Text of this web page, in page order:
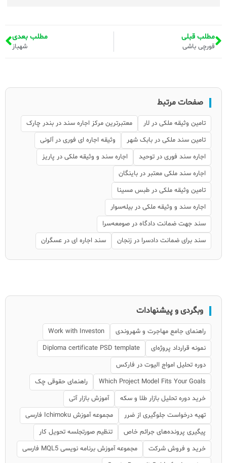
مطلب قبلی
قورچی باشی
مطلب بعدی
شهباز
صفحات مرتبط
تامین وثیقه ملکی در لار
معتبرترین مرکز اجاره سند در بندر چارک
تامین سند ملکی در بابک شهر
وثیقه اجاره ای فوری در آلونی
اجاره سند فوری در توحید
اجاره سند و وثیقه ملکی در پاریز
اجاره سند ملکی معتبر در باینگان
تامین وثیقه ملکی در طبس مسینا
اجاره سند و وثیقه ملکی در بیله‌سوار
سند جهت ضمانت دادگاه در صومعه‌سرا
سند برای ضمانت دادسرا در زنجان
سند اجاره ای در عسگران
وبگردی و پیشنهادات
راهنمای جامع مهاجرت و شهروندی
Work with Investon
نمونه قرارداد پروژه‌ای
Diploma certificate PSD template
دوره تحلیل امواج الیوت در فارکس
Which Project Model Fits Your Goals
راهنمای حقوقی چک
خرید دوره تحلیل بازار طلا و سکه
آموزش بازار آتی
تهیه درخواست جلوگیری از ضرر
مجموعه آموزش Ichimoku فارسی
پیگیری پرونده‌های جرائم خاص
تنظیم صورتجلسه تحویل کار
خرید و فروش شرکت
مجموعه آموزش برنامه نویسی MQL5 فارسی